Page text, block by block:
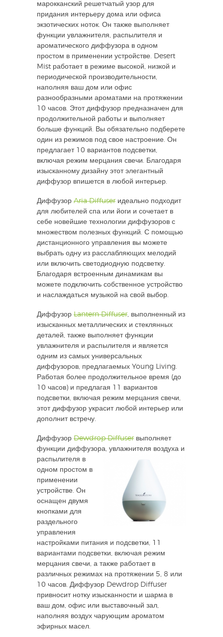
марокканский решетчатый узор для
придания интерьеру дома или офиса
экзотических ноток. Он также выполняет
функции увлажнителя, распылителя и
ароматического диффузора в одном
простом в применении устройстве. Desert
Mist работает в режиме высокой, низкой и
периодической производительности,
наполняя ваш дом или офис
разнообразными ароматами на протяжении
10 часов. Этот диффузор предназначен для
продолжительной работы и выполняет
больше функций. Вы обязательно подберете
один из режимов под свое настроение. Он
предлагает 10 вариантов подсветки,
включая режим мерцания свечи. Благодаря
изысканному дизайну этот элегантный
диффузор впишется в любой интерьер.
Диффузор Aria Diffuser идеально подходит
для любителей спа или йоги и сочетает в
себе новейшие технологии диффузоров с
множеством полезных функций. С помощью
дистанционного управления вы можете
выбрать одну из расслабляющих мелодий
или включить светодиодную подсветку.
Благодаря встроенным динамикам вы
можете подключить собственное устройство
и наслаждаться музыкой на свой выбор.
Диффузор Lantern Diffuser , выполненный из
изысканных металлических и стеклянных
деталей, также выполняет функции
увлажнителя и распылителя и является
одним из самых универсальных
диффузоров, предлагаемых Young Living.
Работая более продолжительное время (до
10 часов) и предлагая 11 вариантов
подсветки, включая режим мерцания свечи,
этот диффузор украсит любой интерьер или
дополнит встречу.
Диффузор Dewdrop Diffuser выполняет
функции диффузора, увлажнителя воздуха и
распылителя в
одном простом в
применении
устройстве. Он
оснащен двумя
кнопками для
раздельного
управления
настройками питания и подсветки, 11
вариантами подсветки, включая режим
мерцания свечи, а также работает в
различных режимах на протяжении 5, 8 или
10 часов. Диффузор Dewdrop Diffuser
привносит нотку изысканности и шарма в
ваш дом, офис или выставочный зал,
наполняя воздух чарующим ароматом
эфирных масел.